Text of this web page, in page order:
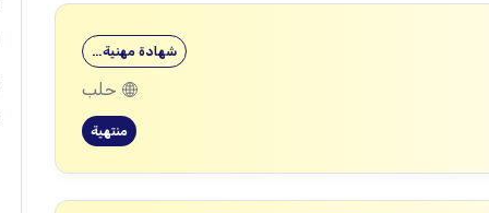
شهادة مهنية…
حلب
منتهية